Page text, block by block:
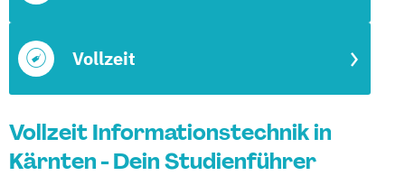
Vollzeit
Vollzeit Informationstechnik in
Kärnten - Dein Studienführer